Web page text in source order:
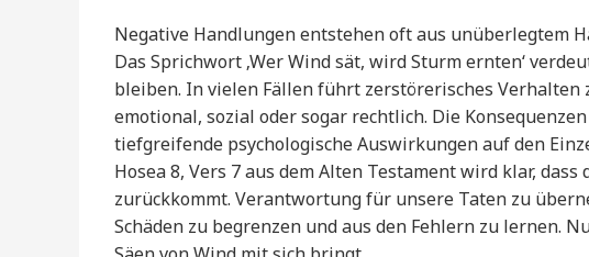
Negative Handlungen entstehen oft aus unüberlegtem
Das Sprichwort ‚Wer Wind sät, wird Sturm ernten‘
bleiben. In vielen Fällen führt zerstörerisches Verhalten
emotional, sozial oder sogar rechtlich. Die
tiefgreifende psychologische Auswirkungen auf den
Hosea 8, Vers 7 aus dem Alten Testament wird klar,
zurückkommt. Verantwortung für unsere Taten zu
Schäden zu begrenzen und aus den Fehlern zu lernen.